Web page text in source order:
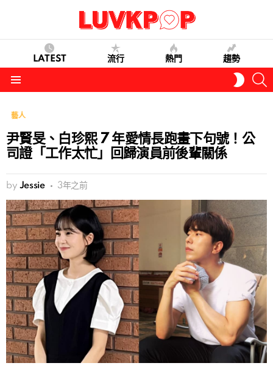
LATEST 流行 熱門 趨勢
SKIN
藝人
尹賢旻、白珍熙 7 年愛情長跑畫下句號！公
司證「工作太忙」回歸演員前後輩關係
by Jessie 3年之前